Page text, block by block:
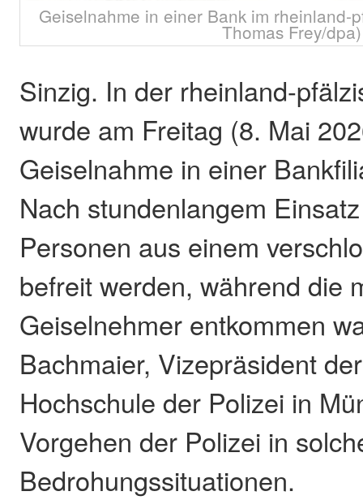
Geiselnahme in einer Bank im rheinland-
Thomas Frey/dpa)
Sinzig. In der rheinland-
wurde am Freitag (8. Mai
Geiselnahme in einer
Nach stundenlangem
Personen aus einem
befreit werden, während die
Geiselnehmer entkommen
Bachmaier, Vizepräsident
Hochschule der Polizei in
Vorgehen der Polizei in
Bedrohungssituationen.